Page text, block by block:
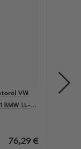
VW
LL-04
76,29 €